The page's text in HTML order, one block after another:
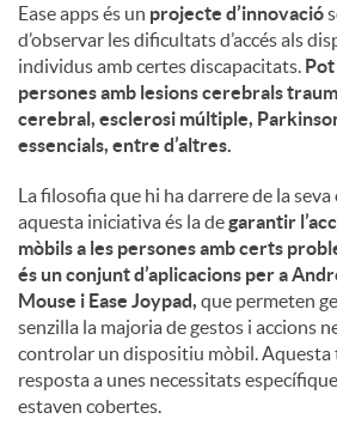
Ease apps és un projecte d’innovació
d’observar les dificultats d’accés als
individus amb certes discapacitats.
persones amb lesions cerebrals
cerebral, esclerosi múltiple,
essencials, entre d’altres.
La filosofia que hi ha darrere de la seva
aquesta iniciativa és la degarantir
mòbils a les persones amb certs
és un conjunt d’aplicacions per a
Mouse i Ease Joypad, que permeten
senzilla la majoria de gestos i accions
controlar un dispositiu mòbil. Aquesta
resposta a unes necessitats
estaven cobertes.